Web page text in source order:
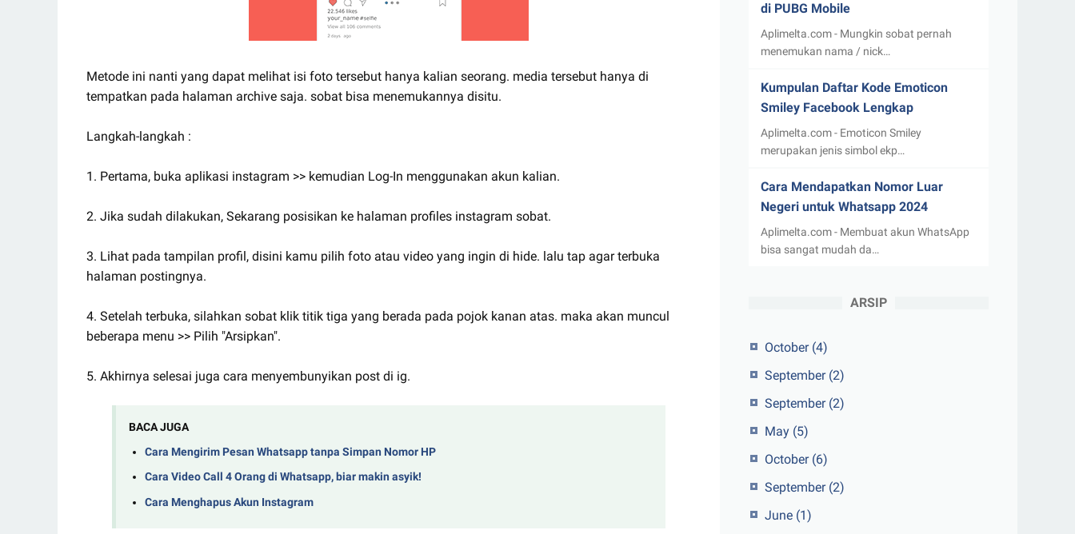
Metode ini nanti yang dapat melihat isi foto tersebut hanya kalian seorang. media tersebut hanya di
tempatkan pada halaman archive saja. sobat bisa menemukannya disitu.
Langkah-langkah :
1. Pertama, buka aplikasi instagram >> kemudian Log-In menggunakan akun kalian.
2. Jika sudah dilakukan, Sekarang posisikan ke halaman profiles instagram sobat.
3. Lihat pada tampilan profil, disini kamu pilih foto atau video yang ingin di hide. lalu tap agar terbuka
halaman postingnya.
4. Setelah terbuka, silahkan sobat klik titik tiga yang berada pada pojok kanan atas. maka akan muncul
beberapa menu >> Pilih "Arsipkan".
5. Akhirnya selesai juga cara menyembunyikan post di ig.
BACA JUGA
Cara Mengirim Pesan Whatsapp tanpa Simpan Nomor HP
Cara Video Call 4 Orang di Whatsapp, biar makin asyik!
Cara Menghapus Akun Instagram
di PUBG Mobile
Aplimelta.com - Mungkin sobat pernah
menemukan nama / nick…
Kumpulan Daftar Kode Emoticon
Smiley Facebook Lengkap
Aplimelta.com - Emoticon Smiley
merupakan jenis simbol ekp…
Cara Mendapatkan Nomor Luar
Negeri untuk Whatsapp 2024
Aplimelta.com - Membuat akun WhatsApp
bisa sangat mudah da…
ARSIP
October (4)
September (2)
September (2)
May (5)
October (6)
September (2)
June (1)